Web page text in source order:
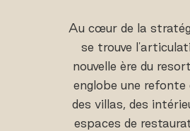
Au cœur de la
se trouve
nouvelle ère du
englobe une
des villas, des
espaces de